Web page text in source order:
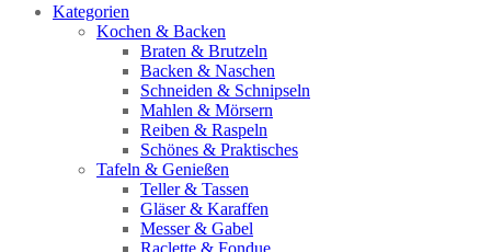
Kategorien
Kochen & Backen
Braten & Brutzeln
Backen & Naschen
Schneiden & Schnipseln
Mahlen & Mörsern
Reiben & Raspeln
Schönes & Praktisches
Tafeln & Genießen
Teller & Tassen
Gläser & Karaffen
Messer & Gabel
Raclette & Fondue